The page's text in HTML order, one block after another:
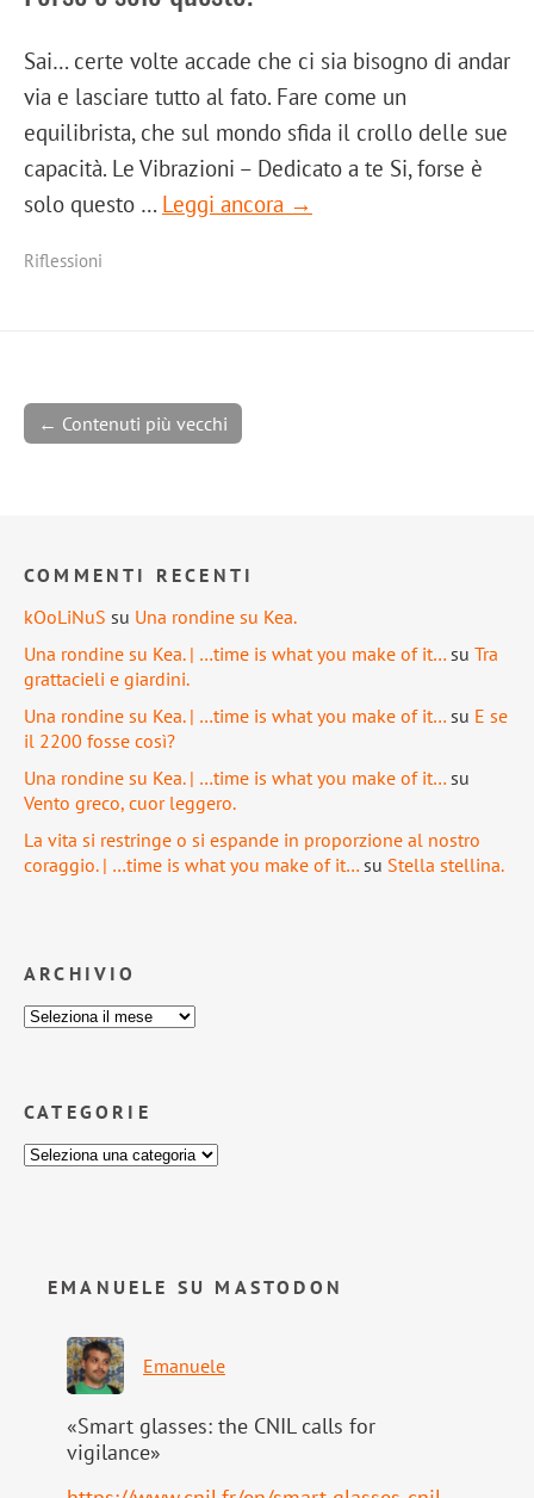
Sai… certe volte accade che ci sia bisogno di andar
via e lasciare tutto al fato. Fare come un
equilibrista, che sul mondo sfida il crollo delle sue
capacità. Le Vibrazioni – Dedicato a te Si, forse è
solo questo … Leggi ancora →
Riflessioni
← Contenuti più vecchi
COMMENTI RECENTI
kOoLiNuS su Una rondine su Kea.
Una rondine su Kea. | …time is what you make of it… su Tra
grattacieli e giardini.
Una rondine su Kea. | …time is what you make of it… su E se
il 2200 fosse così?
Una rondine su Kea. | …time is what you make of it… su
Vento greco, cuor leggero.
La vita si restringe o si espande in proporzione al nostro
coraggio. | …time is what you make of it… su Stella stellina.
ARCHIVIO
CATEGORIE
EMANUELE SU MASTODON
Emanuele
«Smart glasses: the CNIL calls for
vigilance»